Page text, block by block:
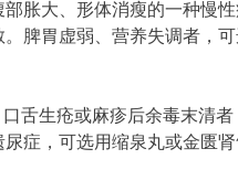
大、形体消瘦的一种慢性
脾胃虚弱、营养失调者，
生疮或麻疹后余毒末清者
症，可选用缩泉丸或金匮肾